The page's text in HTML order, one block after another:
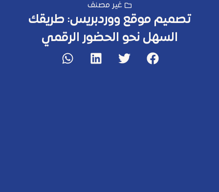
غير مصنف
تصميم موقع ووردبريس: طريقك
السهل نحو الحضور الرقمي